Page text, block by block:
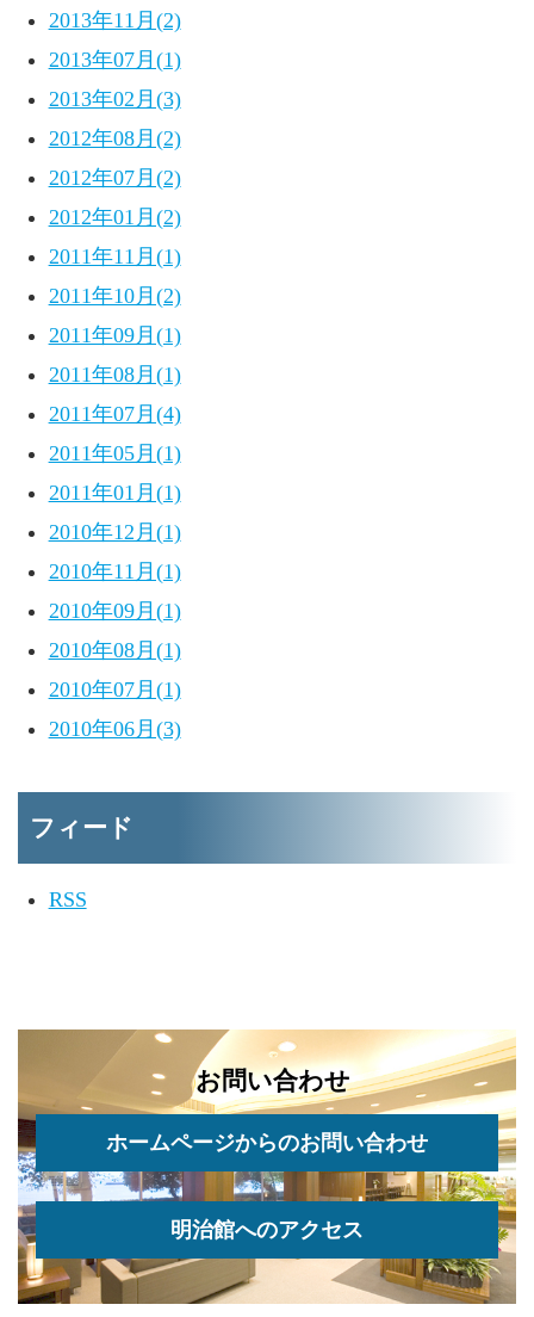
2013年11月(2)
2013年07月(1)
2013年02月(3)
2012年08月(2)
2012年07月(2)
2012年01月(2)
2011年11月(1)
2011年10月(2)
2011年09月(1)
2011年08月(1)
2011年07月(4)
2011年05月(1)
2011年01月(1)
2010年12月(1)
2010年11月(1)
2010年09月(1)
2010年08月(1)
2010年07月(1)
2010年06月(3)
フィード
RSS
お問い合わせ
ホームページからのお問い合わせ
明治館へのアクセス